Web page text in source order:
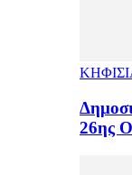
26ης